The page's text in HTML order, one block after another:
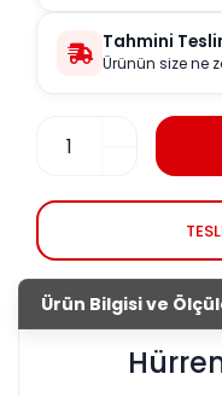
Tahmini
Ürünün size ne
Ürün Bilgisi ve